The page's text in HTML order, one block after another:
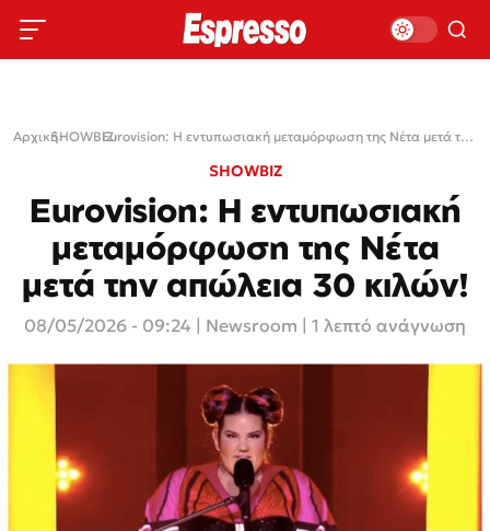
Αρχική›
SHOWBIZ› Eurovision: Η εντυπωσιακή μεταμόρφωση της Νέτα μετά την απώλεια 30 κιλών!
SHOWBIZ
Eurovision: Η εντυπωσιακή
μεταμόρφωση της Νέτα
μετά την απώλεια 30 κιλών!
08/05/2026 - 09:24 Newsroom | 1 λεπτό ανάγνωση